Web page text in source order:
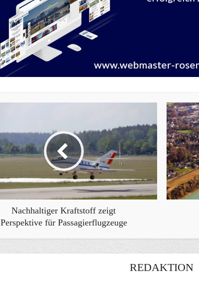
Nachhaltiger Kraftstoff zeigt
Perspektive für Passagierflugzeuge
REDAKTION